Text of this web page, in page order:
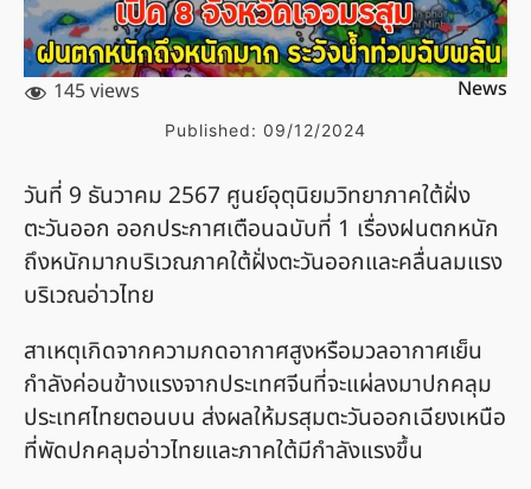
145 views News
Published: 09/12/2024
วันที่ 9 ธันวาคม 2567 ศูนย์อุตุนิยมวิทยาภาคใต้ฝั่ง
ตะวันออก ออกประกาศเตือนฉบับที่ 1 เรื่องฝนตกหนัก
ถึงหนักมากบริเวณภาคใต้ฝั่งตะวันออกและคลื่นลมแรง
บริเวณอ่าวไทย
สาเหตุเกิดจากความกดอากาศสูงหรือมวลอากาศเย็น
กำลังค่อนข้างแรงจากประเทศจีนที่จะแผ่ลงมาปกคลุม
ประเทศไทยตอนบน ส่งผลให้มรสุมตะวันออกเฉียงเหนือ
ที่พัดปกคลุมอ่าวไทยและภาคใต้มีกำลังแรงขึ้น